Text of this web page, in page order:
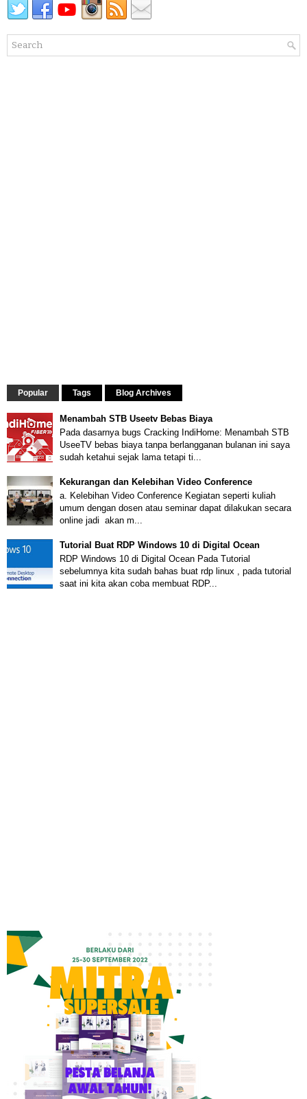
Popular Tags Blog Archives
Menambah STB Useetv Bebas Biaya
Pada dasarnya bugs Cracking IndiHome: Menambah STB
UseeTV bebas biaya tanpa berlangganan bulanan ini saya
sudah ketahui sejak lama tetapi ti...
Kekurangan dan Kelebihan Video Conference
a. Kelebihan Video Conference Kegiatan seperti kuliah
umum dengan dosen atau seminar dapat dilakukan secara
online jadi akan m...
Tutorial Buat RDP Windows 10 di Digital Ocean
RDP Windows 10 di Digital Ocean Pada Tutorial
sebelumnya kita sudah bahas buat rdp linux , pada tutorial
saat ini kita akan coba membuat RDP...